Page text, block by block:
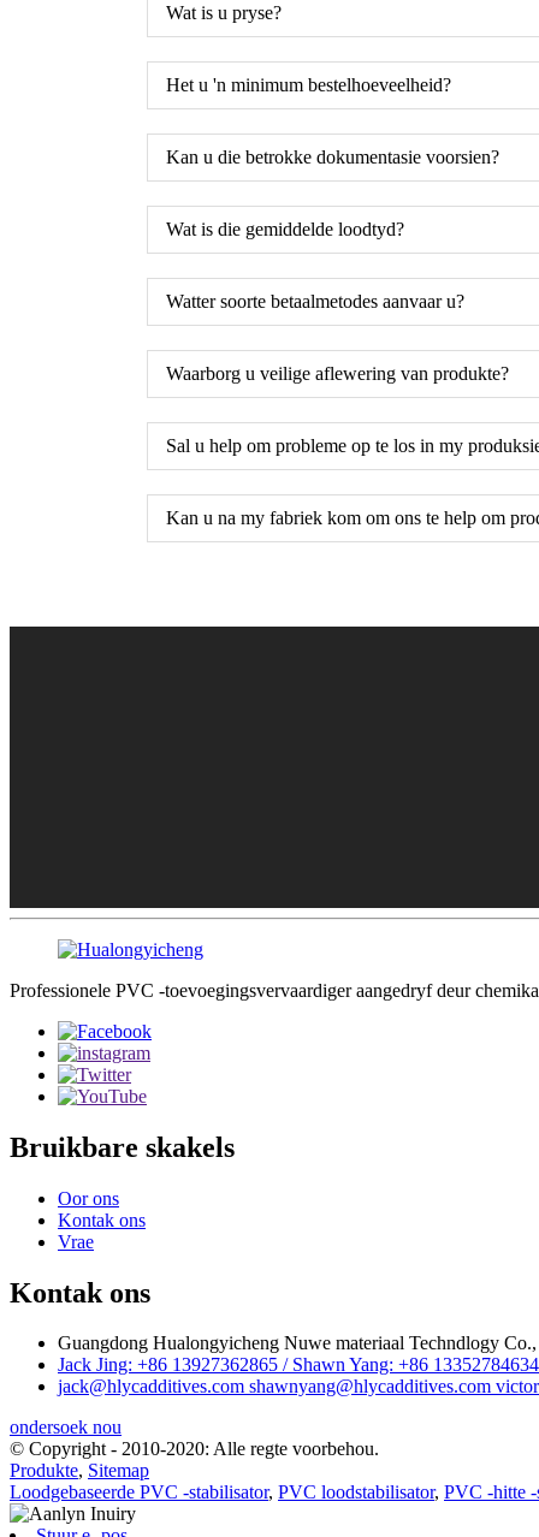
Wat is u pryse?
Het u 'n minimum bestelhoeveelheid?
Kan u die betrokke dokumentasie voorsien?
Wat is die gemiddelde loodtyd?
Watter soorte betaalmetodes aanvaar u?
Waarborg u veilige aflewering van produkte?
Sal u help om probleme op te los in my
Kan u na my fabriek kom om ons te help om
Professionele PVC -toevoegingsvervaardiger aangedryf deur
Bruikbare skakels
Oor ons
Kontak ons
Vrae
Kontak ons
Guangdong Hualongyicheng Nuwe materiaal Techndlogy
Jack Jing: +86 13927362865 / Shawn Yang: +86
jack@hlycadditives.com shawnyang@hlycadditives.com
ondersoek nou
© Copyright - 2010-2020: Alle regte voorbehou.
Produkte, Sitemap
Loodgebaseerde PVC -stabilisator, PVC loodstabilisator, PVC -hitte -